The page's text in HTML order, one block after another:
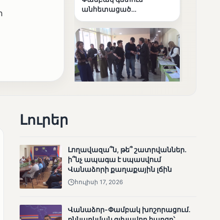
անհետացած
որոնողական
աշխատանքները
«Լուսաստղի»
դիտորդական
առաքելության
արդյունքները
Լուրեր
Լողավազա՞ն, թե՞ շատրվաններ.
ի՞նչ ապագա է սպասվում
Վանաձորի քաղաքային լճին
հուլիսի 17, 2026
Վանաձոր-Փամբակ խոշորացում.